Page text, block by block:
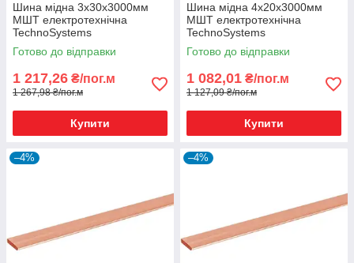
Шина мідна 3х30х3000мм
МШТ електротехнічна
TechnoSystems
Готово до відправки
1 217,26 ₴/пог.м
1 267,98 ₴/пог.м
Купити
Шина мідна 4х20х3000мм
МШТ електротехнічна
TechnoSystems
Готово до відправки
1 082,01 ₴/пог.м
1 127,09 ₴/пог.м
Купити
–4% –4%